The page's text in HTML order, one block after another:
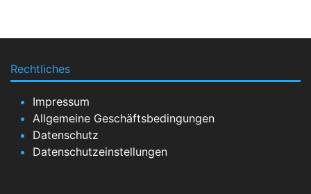
Rechtliches
Impressum
Allgemeine Geschäftsbedingungen
Datenschutz
Datenschutzeinstellungen